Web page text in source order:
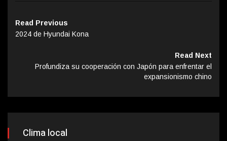
Read Previous
2024 de Hyundai Kona
Read Next
Profundiza su cooperación con Japón para enfrentar el
expansionismo chino
Clima local